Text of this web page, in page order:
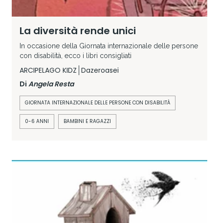
La diversità rende unici
In occasione della Giornata internazionale delle persone
con disabilità, ecco i libri consigliati
ARCIPELAGO KIDZ Dazeroasei
Di Angela Resta
GIORNATA INTERNAZIONALE DELLE PERSONE CON DISABILITÀ
0-6 ANNI BAMBINI E RAGAZZI